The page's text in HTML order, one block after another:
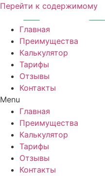
Перейти к содержимому
Главная
Преимущества
Калькулятор
Тарифы
Отзывы
Контакты
Menu
Главная
Преимущества
Калькулятор
Тарифы
Отзывы
Контакты